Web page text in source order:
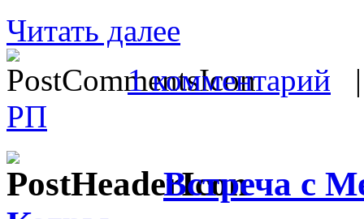
Читать далее
1 комментарий
РП
Встреча с